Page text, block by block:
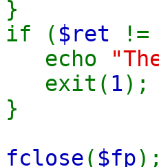
}
if ( $ret !=
echo
exit( 1);
}
fclose( $fp);